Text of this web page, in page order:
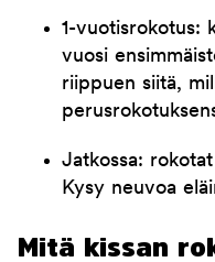
1-vuotisrokotus:
vuosi
riippuen siitä,
Jatkossa:
Kysy neuvoa
Mitä kissan